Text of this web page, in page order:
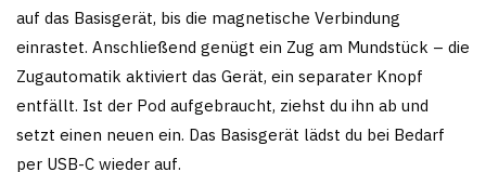
auf das Basisgerät, bis die magnetische Verbindung
einrastet. Anschließend genügt ein Zug am Mundstück – die
Zugautomatik aktiviert das Gerät, ein separater Knopf
entfällt. Ist der Pod aufgebraucht, ziehst du ihn ab und
setzt einen neuen ein. Das Basisgerät lädst du bei Bedarf
per USB-C wieder auf.